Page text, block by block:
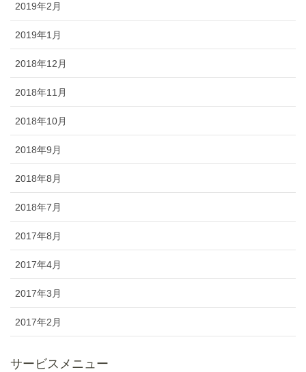
2019年2月
2019年1月
2018年12月
2018年11月
2018年10月
2018年9月
2018年8月
2018年7月
2017年8月
2017年4月
2017年3月
2017年2月
サービスメニュー